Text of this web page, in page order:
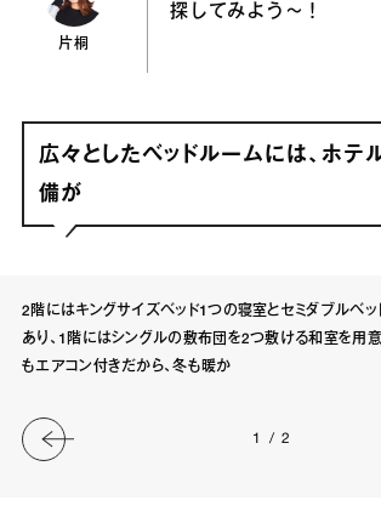
片桐
探してみよう〜！
広々としたベッドルームには、ホテ
備が
2階にはキングサイズベッド1つの寝室とセミダブルベ
あり、1階にはシングルの敷布団を2つ敷ける和室を用
もエアコン付きだから、冬も暖か
1 / 2